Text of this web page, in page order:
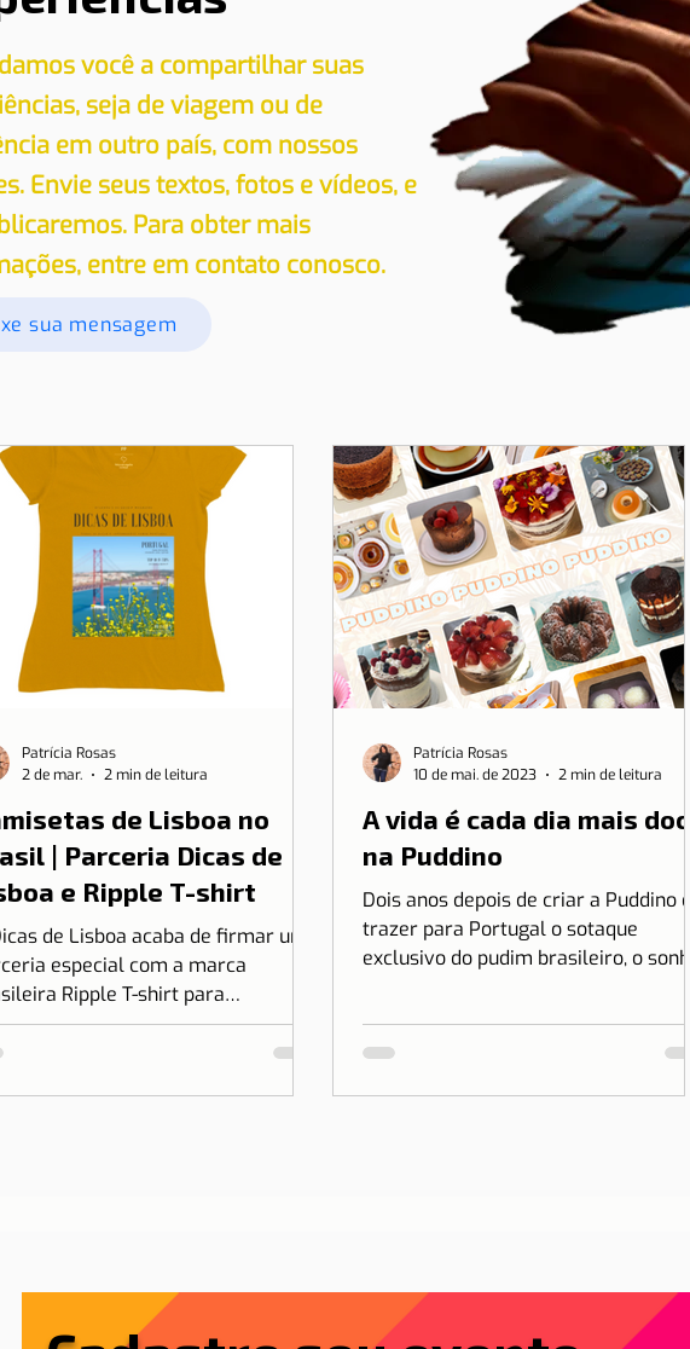
você a compartilhar suas
seja de viagem ou de
em outro país, com nossos
Envie seus textos, fotos e vídeos, e
Para obter mais
entre em contato conosco.
sua mensagem
de Lisboa no
| Parceria Dicas de
e Ripple T-shirt
de Lisboa acaba de firmar uma
especial com a marca
Ripple T-shirt para
o nosso amor por Lisboa
que você pode vestir.
Patrícia Rosas
2 de mar.
2 min de leitura
A vida é cada dia mais doce
na Puddino
Dois anos depois de criar a Puddino e
trazer para Portugal o sotaque
exclusivo do pudim brasileiro, o sonho
Patrícia Rosas
10 de mai. de 2023
2 min de leitura